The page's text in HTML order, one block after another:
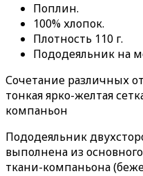
Поплин.
100% хлопок.
Плотность 110 г.
Пододеяльник на
Сочетание различных
тонкая ярко-желтая
компаньон
Пододеяльник
выполнена из
ткани-компаньона